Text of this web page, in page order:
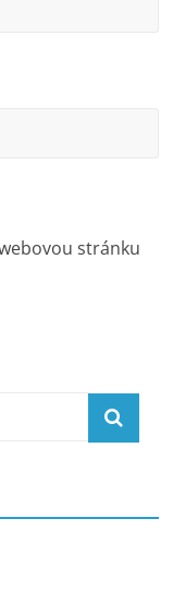
stránku